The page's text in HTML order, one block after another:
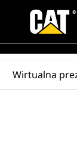
Wirtualna